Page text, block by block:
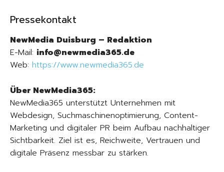
Pressekontakt
NewMedia Duisburg – Redaktion
E-Mail: info@newmedia365.de
Web: https://www.newmedia365.de
Über NewMedia365:
NewMedia365 unterstützt Unternehmen mit
Webdesign, Suchmaschinenoptimierung, Content-
Marketing und digitaler PR beim Aufbau nachhaltiger
Sichtbarkeit. Ziel ist es, Reichweite, Vertrauen und
digitale Präsenz messbar zu stärken.